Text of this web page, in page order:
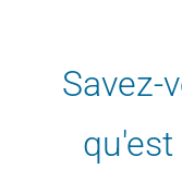
Savez-
qu'est